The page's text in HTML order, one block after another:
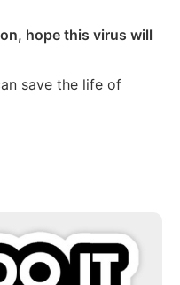
hope this virus will
save the life of